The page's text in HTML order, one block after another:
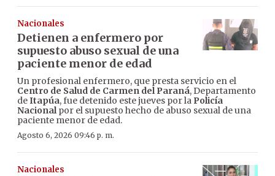
Nacionales
Detienen a enfermero por
supuesto abuso sexual de una
paciente menor de edad
Un profesional enfermero, que presta servicio en el
Centro de Salud de Carmen del Paraná, Departamento
deItapúa, fue detenido este jueves por la Policía
Nacionalpor el supuesto hecho de abuso sexual de una
paciente menor de edad.
Agosto 6, 2026 09:46 p. m.
Nacionales